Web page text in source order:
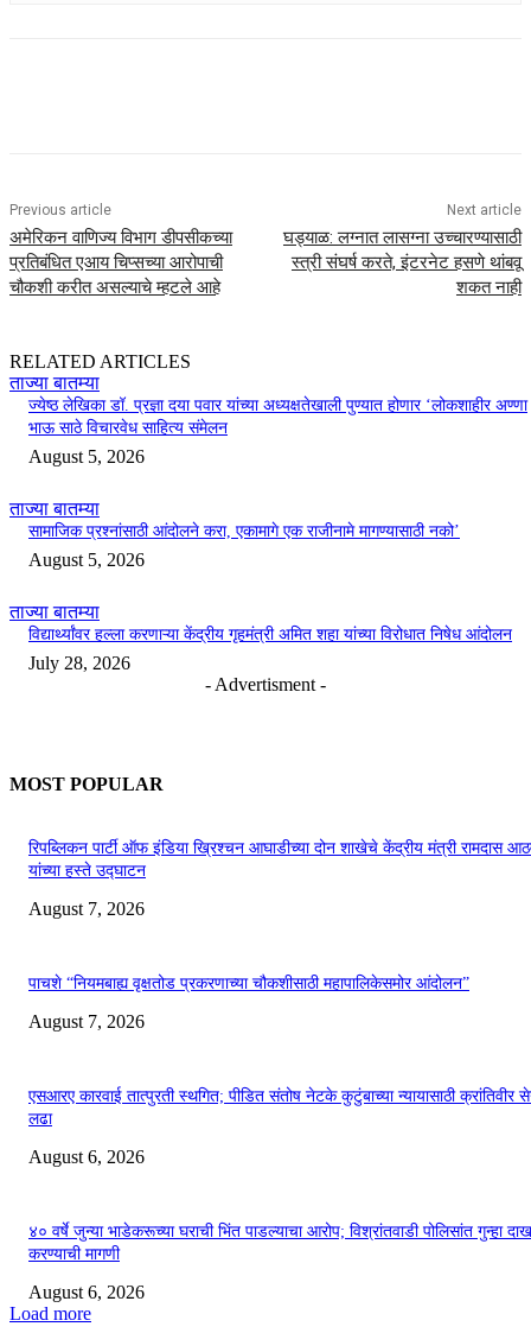
Previous article
अमेरिकन वाणिज्य विभाग डीपसीकच्या
प्रतिबंधित एआय चिप्सच्या आरोपाची
चौकशी करीत असल्याचे म्हटले आहे
Next article
घड्याळ: लग्नात लासग्ना उच्चारण्यासाठी
स्त्री संघर्ष करते, इंटरनेट हसणे थांबवू
शकत नाही
RELATED ARTICLES
ताज्या बातम्या
ज्येष्ठ लेखिका डॉ. प्रज्ञा दया पवार यांच्या अध्यक्षतेखाली पुण्यात होणार ‘लोकशाहीर अण्णा
भाऊ साठे विचारवेध साहित्य संमेलन
August 5, 2026
ताज्या बातम्या
सामाजिक प्रश्नांसाठी आंदोलने करा, एकामागे एक राजीनामे मागण्यासाठी नको’
August 5, 2026
ताज्या बातम्या
विद्यार्थ्यांवर हल्ला करणाऱ्या केंद्रीय गृहमंत्री अमित शहा यांच्या विरोधात निषेध आंदोलन
July 28, 2026
- Advertisment -
MOST POPULAR
रिपब्लिकन पार्टी ऑफ इंडिया ख्रिश्चन आघाडीच्या दोन शाखेचे केंद्रीय मंत्री रामदास
यांच्या हस्ते उद्घाटन
August 7, 2026
पाचशे “नियमबाह्य वृक्षतोड प्रकरणाच्या चौकशीसाठी महापालिकेसमोर आंदोलन”
August 7, 2026
एसआरए कारवाई तात्पुरती स्थगित; पीडित संतोष नेटके कुटुंबाच्या न्यायासाठी क्रांतिवीर
लढा
August 6, 2026
४० वर्षे जुन्या भाडेकरूच्या घराची भिंत पाडल्याचा आरोप; विश्रांतवाडी पोलिसांत गुन्हा
करण्याची मागणी
August 6, 2026
Load more